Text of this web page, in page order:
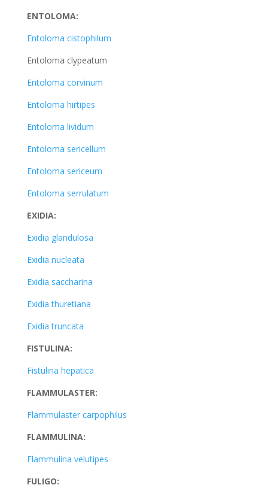
ENTOLOMA:
Entoloma cistophilum
Entoloma clypeatum
Entoloma corvinum
Entoloma hirtipes
Entoloma lividum
Entoloma sericellum
Entoloma sericeum
Entoloma serrulatum
EXIDIA:
Exidia glandulosa
Exidia nucleata
Exidia saccharina
Exidia thuretiana
Exidia truncata
FISTULINA:
Fistulina hepatica
FLAMMULASTER:
Flammulaster carpophilus
FLAMMULINA:
Flammulina velutipes
FULIGO: